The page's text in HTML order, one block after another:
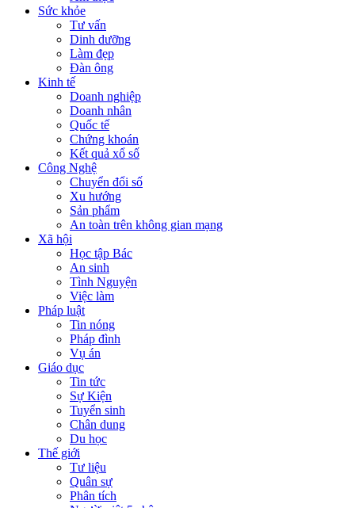
Sức khỏe
Tư vấn
Dinh dưỡng
Làm đẹp
Đàn ông
Kinh tế
Doanh nghiệp
Doanh nhân
Quốc tế
Chứng khoán
Kết quả xổ số
Công Nghệ
Chuyển đổi số
Xu hướng
Sản phẩm
An toàn trên không gian mạng
Xã hội
Học tập Bác
An sinh
Tình Nguyện
Việc làm
Pháp luật
Tin nóng
Pháp đình
Vụ án
Giáo dục
Tin tức
Sự Kiện
Tuyển sinh
Chân dung
Du học
Thế giới
Tư liệu
Quân sự
Phân tích